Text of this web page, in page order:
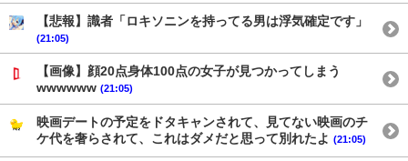
【悲報】識者「ロキソニンを持ってる男は浮気確定です」
(21:05)
【画像】顔20点身体100点の女子が見つかってしまう
wwwwww (21:05)
映画デートの予定をドタキャンされて、見てない映画のチ
ケ代を奢らされて、これはダメだと思って別れたよ (21:05)